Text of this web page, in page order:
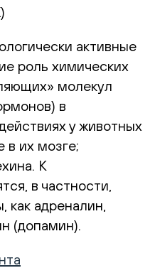
активные
роль химических
молекул
в
у животных
в их мозге;
К
в частности,
как адреналин,
(допамин).